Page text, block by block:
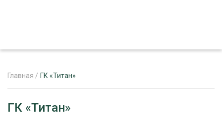
ЖУРНАЛ «ЛЕСНОЙ КОМПЛЕКС»
Главная / ГК «Титан»
ГК «Титан»